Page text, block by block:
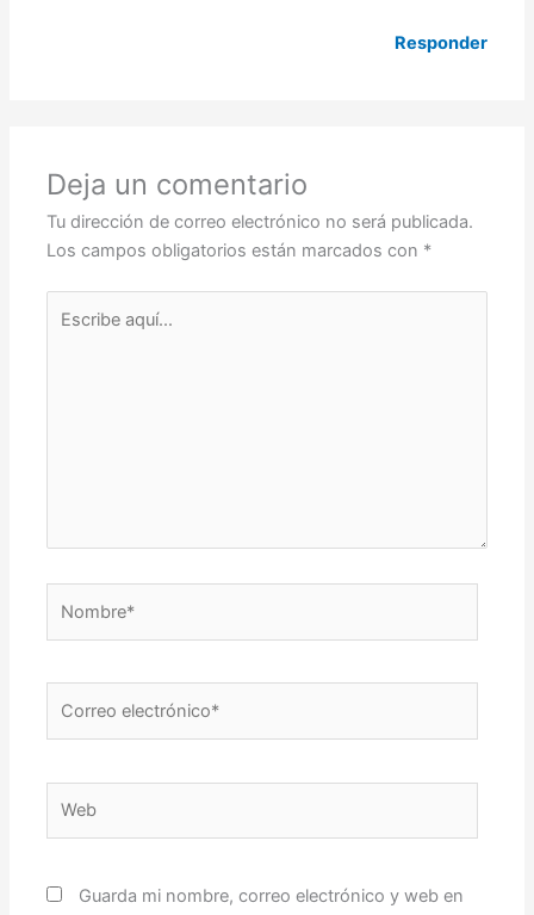
Responder
Deja un comentario
Tu dirección de correo electrónico no será publicada.
Los campos obligatorios están marcados con *
aquí...
electrónico*
Guarda mi nombre, correo electrónico y web en